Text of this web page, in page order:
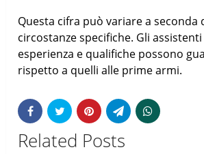
Questa cifra può variare a seconda
circostanze specifiche. Gli
esperienza e qualifiche possono
rispetto a quelli alle prime armi.
Related Posts